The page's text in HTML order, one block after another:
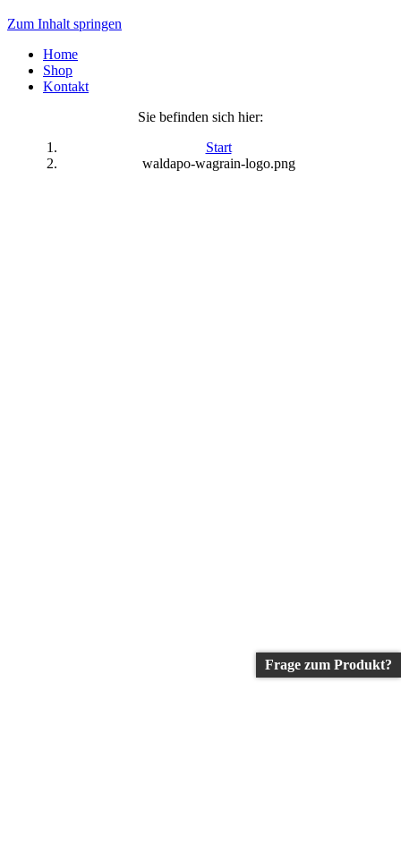
Zum Inhalt springen
Home
Shop
Kontakt
Sie befinden sich hier:
Start
waldapo-wagrain-logo.png
Frage zum Produkt?